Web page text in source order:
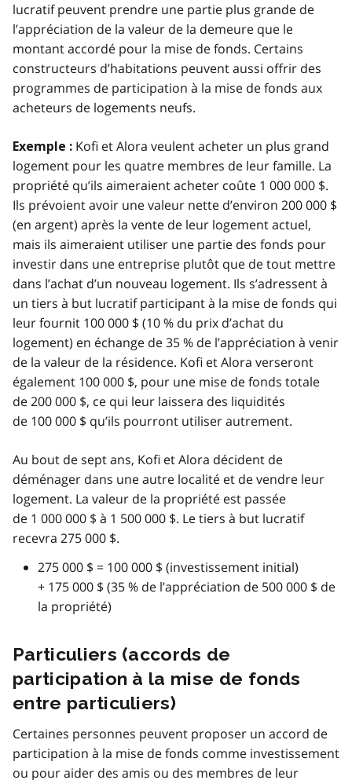
lucratif peuvent prendre une partie plus grande de
l’appréciation de la valeur de la demeure que le
montant accordé pour la mise de fonds. Certains
constructeurs d’habitations peuvent aussi offrir des
programmes de participation à la mise de fonds aux
acheteurs de logements neufs.
Exemple : Kofi et Alora veulent acheter un plus grand
logement pour les quatre membres de leur famille. La
propriété qu’ils aimeraient acheter coûte 1 000 000 $.
Ils prévoient avoir une valeur nette d’environ 200 000 $
(en argent) après la vente de leur logement actuel,
mais ils aimeraient utiliser une partie des fonds pour
investir dans une entreprise plutôt que de tout mettre
dans l’achat d’un nouveau logement. Ils s’adressent à
un tiers à but lucratif participant à la mise de fonds qui
leur fournit 100 000 $ (10 % du prix d’achat du
logement) en échange de 35 % de l’appréciation à venir
de la valeur de la résidence. Kofi et Alora verseront
également 100 000 $, pour une mise de fonds totale
de 200 000 $, ce qui leur laissera des liquidités
de 100 000 $ qu’ils pourront utiliser autrement.
Au bout de sept ans, Kofi et Alora décident de
déménager dans une autre localité et de vendre leur
logement. La valeur de la propriété est passée
de 1 000 000 $ à 1 500 000 $. Le tiers à but lucratif
recevra 275 000 $.
275 000 $ = 100 000 $ (investissement initial)
+ 175 000 $ (35 % de l’appréciation de 500 000 $ de
la propriété)
Particuliers (accords de
participation à la mise de fonds
entre particuliers)
Certaines personnes peuvent proposer un accord de
participation à la mise de fonds comme investissement
ou pour aider des amis ou des membres de leur